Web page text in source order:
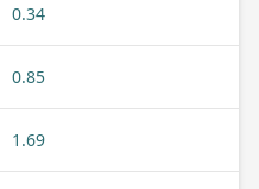
0.34
0.85
1.69